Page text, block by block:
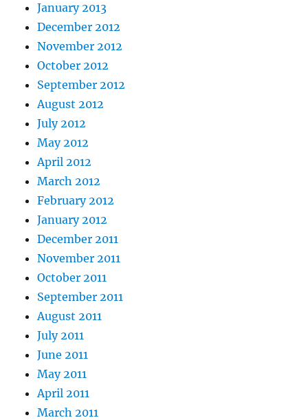
January 2013
December 2012
November 2012
October 2012
September 2012
August 2012
July 2012
May 2012
April 2012
March 2012
February 2012
January 2012
December 2011
November 2011
October 2011
September 2011
August 2011
July 2011
June 2011
May 2011
April 2011
March 2011